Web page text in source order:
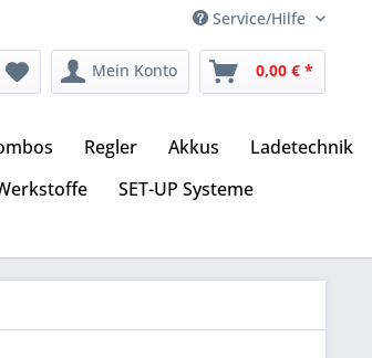
Service/Hilfe
Mein Konto 0,00 € *
Regler Akkus
Ladetechnik
SET-UP Systeme